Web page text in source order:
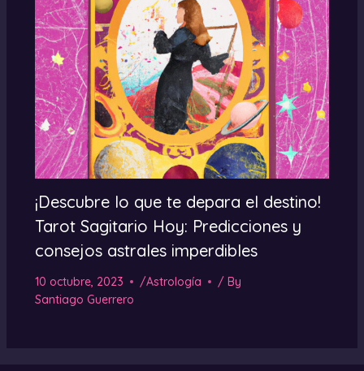
¡Descubre lo que te depara el destino!
Tarot Sagitario Hoy: Predicciones y
consejos astrales imperdibles
10 octubre, 2023 /Astrología
/ By
Santiago Guerrero